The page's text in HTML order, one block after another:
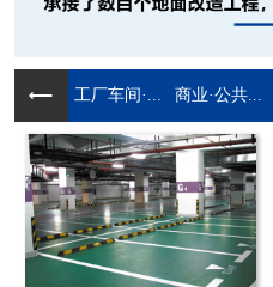
工厂车间·... 商业·公共...